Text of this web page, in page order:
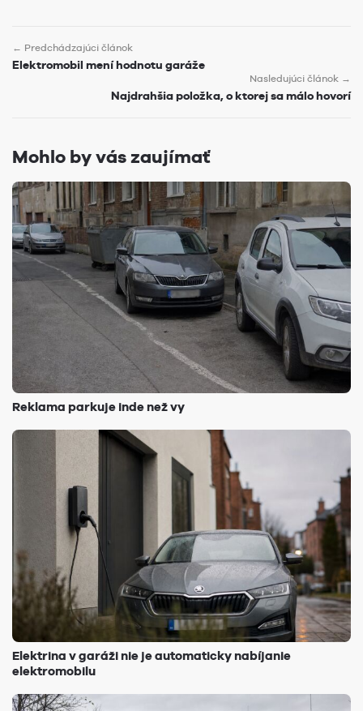
← Predchádzajúci článok
Elektromobil mení hodnotu garáže
Nasledujúci článok →
Najdrahšia položka, o ktorej sa málo hovorí
Mohlo by vás zaujímať
Reklama parkuje inde než vy
Elektrina v garáži nie je automaticky nabíjanie
elektromobilu